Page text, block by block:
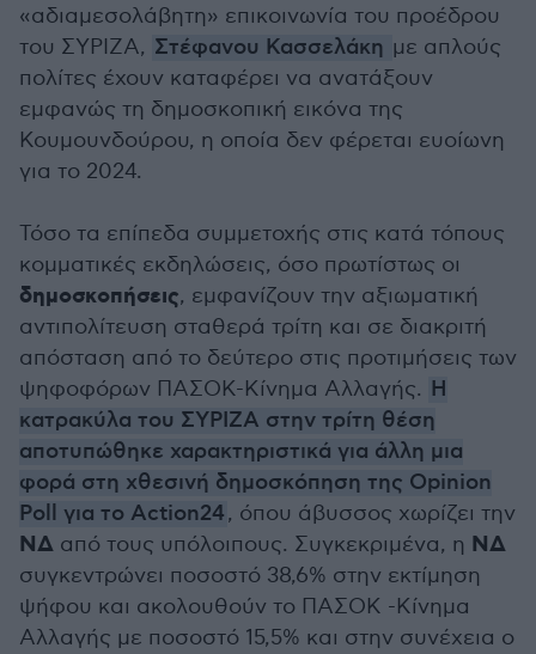
«αδιαμεσολάβητη» επικοινωνία του προέδρου
του ΣΥΡΙΖΑ, Στέφανου Κασσελάκη με απλούς
πολίτες έχουν καταφέρει να ανατάξουν
εμφανώς τη δημοσκοπική εικόνα της
Κουμουνδούρου, η οποία δεν φέρεται ευοίωνη
για το 2024.
Τόσο τα επίπεδα συμμετοχής στις κατά τόπους
κομματικές εκδηλώσεις, όσο πρωτίστως οι
δημοσκοπήσεις, εμφανίζουν την αξιωματική
αντιπολίτευση σταθερά τρίτη και σε διακριτή
απόσταση από το δεύτερο στις προτιμήσεις των
ψηφοφόρων ΠΑΣΟΚ-Κίνημα Αλλαγής. Η
κατρακύλα του ΣΥΡΙΖΑ στην τρίτη θέση
αποτυπώθηκε χαρακτηριστικά για άλλη μια
φορά στη χθεσινή δημοσκόπηση της Opinion
Poll για το Action24, όπου άβυσσος χωρίζει την
ΝΔ από τους υπόλοιπους. Συγκεκριμένα, η ΝΔ
συγκεντρώνει ποσοστό 38,6% στην εκτίμηση
ψήφου και ακολουθούν το ΠΑΣΟΚ -Κίνημα
Αλλαγής με ποσοστό 15,5% και στην συνέχεια ο